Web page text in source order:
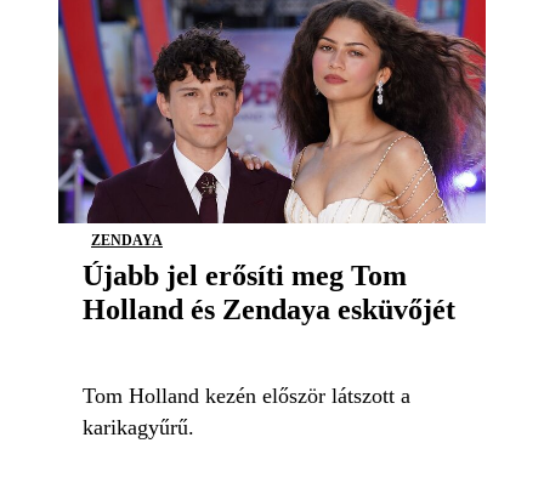
ZENDAYA
Újabb jel erősíti meg Tom
Holland és Zendaya esküvőjét
Tom Holland kezén először látszott a
karikagyűrű.